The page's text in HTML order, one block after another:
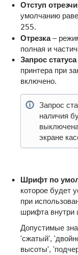
Отступ
умолчанию
255.
Отрезка–
полная и
Запрос
принтера при
включено.
Запрос
наличия
экране
Шрифт по
которое будет
при
шрифта внутри
Допустимые
'сжатый',
высоты',